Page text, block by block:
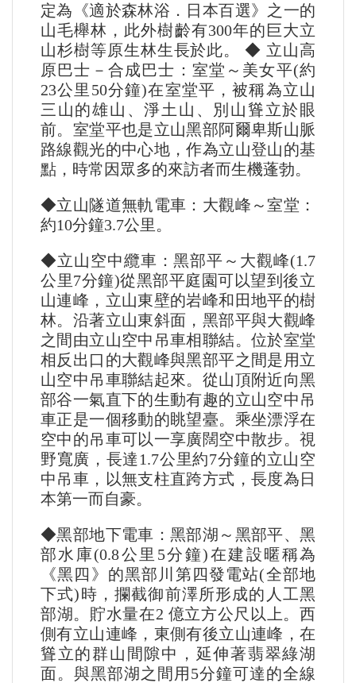
定為《適於森林浴．日本百選》之一的
山毛櫸林，此外樹齡有300年的巨大立
山杉樹等原生林生長於此。 ◆ 立山高
原巴士－合成巴士：室堂～美女平(約
23公里50分鐘)在室堂平，被稱為立山
三山的雄山、淨土山、別山聳立於眼
前。室堂平也是立山黑部阿爾卑斯山脈
路線觀光的中心地，作為立山登山的基
點，時常因眾多的來訪者而生機蓬勃。
◆立山隧道無軌電車：大觀峰～室堂：
約10分鐘3.7公里。
◆立山空中纜車：黑部平～大觀峰(1.7
公里7分鐘)從黑部平庭園可以望到後立
山連峰，立山東壁的岩峰和田地平的樹
林。沿著立山東斜面，黑部平與大觀峰
之間由立山空中吊車相聯結。位於室堂
相反出口的大觀峰與黑部平之間是用立
山空中吊車聯結起來。從山頂附近向黑
部谷一氣直下的生動有趣的立山空中吊
車正是一個移動的眺望臺。乘坐漂浮在
空中的吊車可以一享廣闊空中散步。視
野寬廣，長達1.7公里約7分鐘的立山空
中吊車，以無支柱直跨方式，長度為日
本第一而自豪。
◆黑部地下電車：黑部湖～黑部平、黑
部水庫(0.8公里5分鐘)在建設暱稱為
《黑四》的黑部川第四發電站(全部地
下式)時，攔截御前澤所形成的人工黑
部湖。貯水量在2 億立方公尺以上。西
側有立山連峰，東側有後立山連峰，在
聳立的群山間隙中，延伸著翡翠綠湖
面。與黑部湖之間用5分鐘可達的全線